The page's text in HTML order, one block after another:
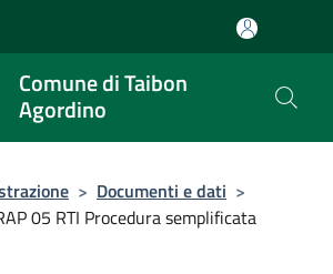
Comune di Taibon
Agordino
> Documenti e dati >
05 RTI Procedura semplificata